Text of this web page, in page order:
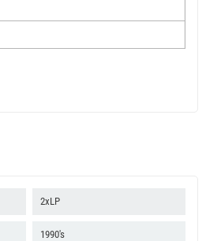
2xLP
1990's